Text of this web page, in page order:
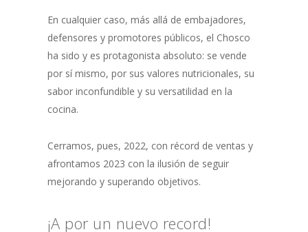
En cualquier caso, más allá de embajadores,
defensores y promotores públicos, el Chosco
ha sido y es protagonista absoluto: se vende
por sí mismo, por sus valores nutricionales, su
sabor inconfundible y su versatilidad en la
cocina.
Cerramos, pues, 2022, con récord de ventas y
afrontamos 2023 con la ilusión de seguir
mejorando y superando objetivos.
¡A por un nuevo record!